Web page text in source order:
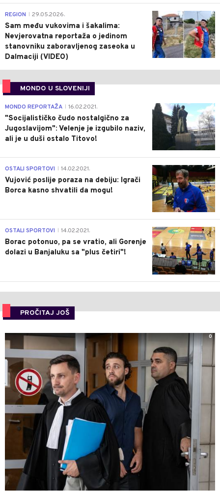
0
REGION 29.05.2026.
Sam među vukovima i šakalima:
Nevjerovatna reportaža o jedinom
stanovniku zaboravljenog zaseoka u
Dalmaciji (VIDEO)
MONDO U SLOVENIJI
4
MONDO REPORTAŽA 16.02.2021.
"Socijalističko čudo nostalgično za
Jugoslavijom": Velenje je izgubilo naziv,
ali je u duši ostalo Titovo!
1
OSTALI SPORTOVI 14.02.2021.
Vujović poslije poraza na debiju: Igrači
Borca kasno shvatili da mogu!
3
OSTALI SPORTOVI 14.02.2021.
Borac potonuo, pa se vratio, ali Gorenje
dolazi u Banjaluku sa "plus četiri"!
PROČITAJ JOŠ
0